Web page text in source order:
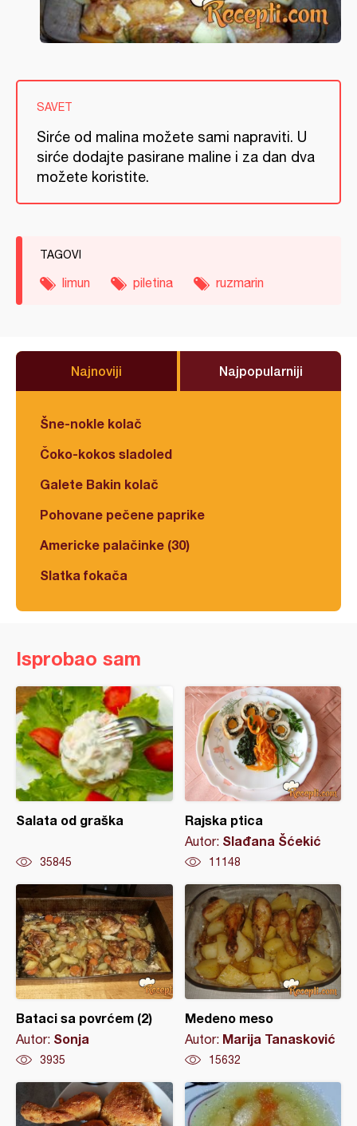
SAVET
Sirće od malina možete sami napraviti. U
sirće dodajte pasirane maline i za dan dva
možete koristite.
TAGOVI
limun piletina ruzmarin
Najnoviji Najpopularniji
Šne-nokle kolač
Čoko-kokos sladoled
Galete Bakin kolač
Pohovane pečene paprike
Americke palačinke (30)
Slatka fokača
Isprobao sam
Salata od graška
35845
Rajska ptica
Autor: Slađana Šćekić
11148
Bataci sa povrćem (2)
Autor: Sonja
3935
Medeno meso
Autor: Marija Tanasković
15632